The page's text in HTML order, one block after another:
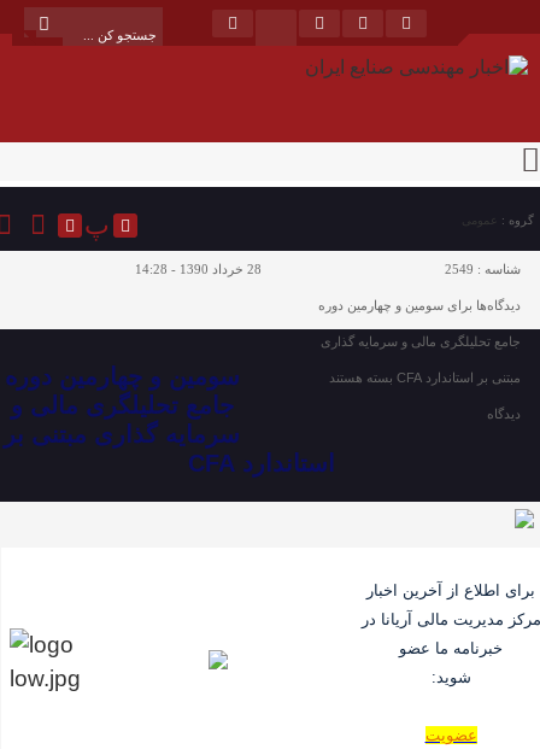
گروه : عمومی پ
شناسه : 2549 28 خرداد 1390 - 14:28
دیدگاه‌ها برای سومین و چهارمین دوره
جامع تحلیلگری مالی و سرمایه گذاری
مبتنی بر استاندارد CFA بسته هستند
دیدگاه
سومین و چهارمین دوره
جامع تحلیلگری مالی و
سرمایه گذاری مبتنی بر
استاندارد CFA
برای اطلاع از آخرین اخبار
مرکز مدیریت مالی آریانا در
خبرنامه ما عضو
شوید:
عضویت